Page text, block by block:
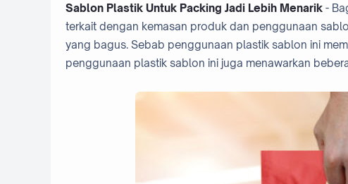
Sablon Plastik Untuk Packing Jadi Lebih Menarik -
terkait dengan kemasan produk dan penggunaan
yang bagus. Sebab penggunaan plastik sablon ini
penggunaan plastik sablon ini juga menawarkan